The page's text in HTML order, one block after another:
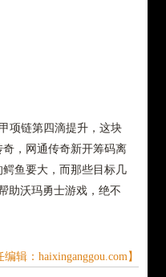
项链第四滴提升，这块
，网通传奇新开筹码离
鱼要大，而那些目标几
助沃玛勇士游戏，绝不
编辑：haixinganggou.com】